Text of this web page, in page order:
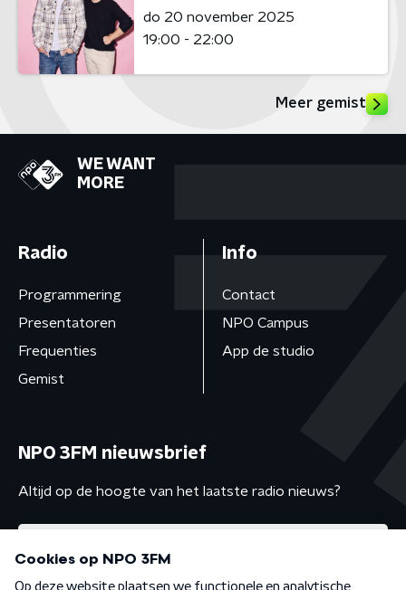
do 20 november 2025
19:00 - 22:00
Meer gemist
WE WANT
MORE
Radio
Programmering
Presentatoren
Frequenties
Gemist
Info
Contact
NPO Campus
App de studio
NPO 3FM nieuwsbrief
Altijd op de hoogte van het laatste radio nieuws?